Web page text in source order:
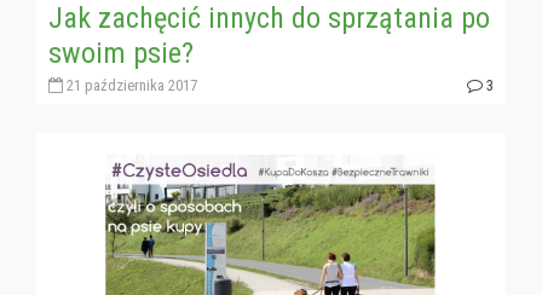
Jak zachęcić innych do sprzątania po
swoim psie?
21 października 2017 3